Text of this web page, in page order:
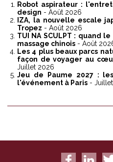
Robot aspirateur :
design - Août 2026
IZA, la nouvelle escale
Tropez - Août 2026
TUI NA SCULPT : quand
massage chinois - Août
Les 4 plus beaux parcs
façon de voyager au
Juillet 2026
Jeu de Paume 2027 :
l'événement à Paris -